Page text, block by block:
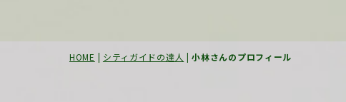
HOME | シティガイドの達人 |小林さんのプロフィール